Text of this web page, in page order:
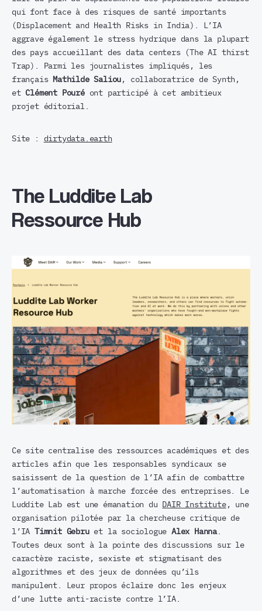
qui font face à des risques de santé importants
(Displacement and Health Risks in India). L’IA
aggrave également le stress hydrique dans la plupart
des pays accueillant des data centers (The AI thirst
Trap). Parmi les journalistes impliqués, les
français Mathilde Saliou , collaboratrice de Synth,
et Clément Pouré ont participé à cet ambitieux
projet éditorial.
Site : dirtydata.earth
The Luddite Lab
Ressource Hub
Ce site centralise des ressources académiques et des
articles afin que les responsables syndicaux se
saisissent de la question de l’IA afin de combattre
l’automatisation à marche forcée des entreprises. Le
Luddite Lab est une émanation du DAIR Institute, une
organisation pilotée par la chercheuse critique de
l’IA Timnit Gebruet la sociologueAlex Hanna.
Toutes deux sont à la pointe des discussions sur le
caractère raciste, sexiste et stigmatisant des
algorithmes et des jeux de données qu’ils
manipulent. Leur propos éclaire donc les enjeux
d’une lutte anti-raciste contre l’IA.